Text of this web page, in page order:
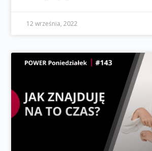
12 września, 2022